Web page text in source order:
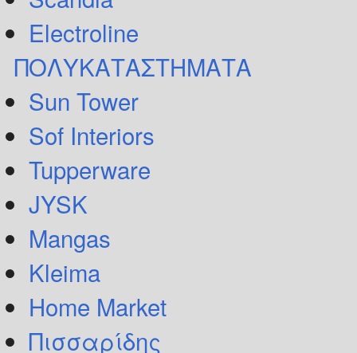
Electroline
ΠΟΛΥΚΑΤΑΣΤΗΜΑΤΑ
Sun Tower
Sof Interiors
Tupperware
JYSK
Mangas
Kleima
Home Market
Πισσαρίδης